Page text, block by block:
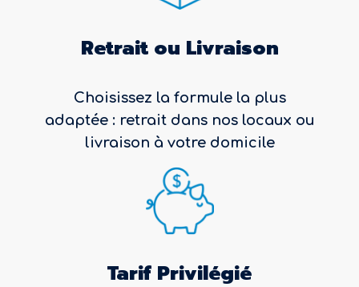
Retrait ou Livraison
Choisissez la formule la plus
adaptée : retrait dans nos locaux ou
livraison à votre domicile
Tarif Privilégié